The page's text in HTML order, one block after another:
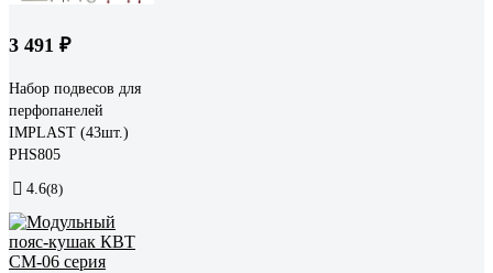
3 491 ₽
Набор подвесов для
перфопанелей
IMPLAST (43шт.)
PHS805
4.6(8)